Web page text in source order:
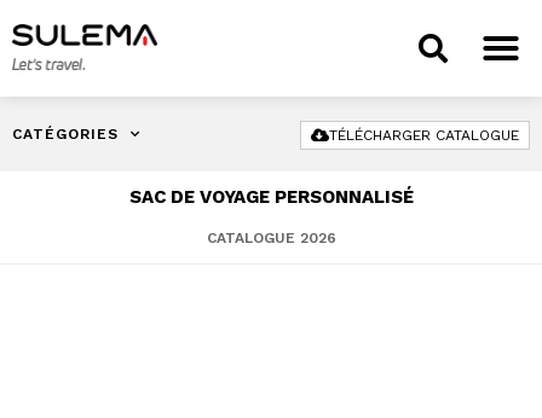
CATÉGORIES TÉLÉCHARGER CATALOGUE
SAC DE VOYAGE PERSONNALISÉ
CATALOGUE 2026